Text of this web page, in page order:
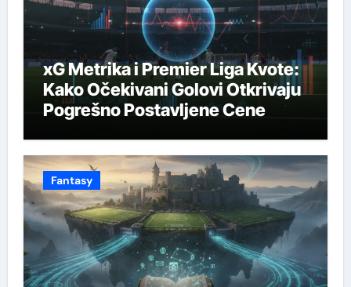
xG Metrika i Premier Liga Kvote:
Kako Očekivani Golovi Otkrivaju
Pogrešno Postavljene Cene
Fantasy